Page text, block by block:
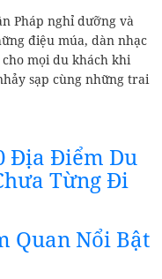
Pháp nghỉ dưỡng và
điệu múa, dàn nhạc
mọi du khách khi
sạp cùng những trai
Địa Điểm Du
Từng Đi
Quan Nổi Bật